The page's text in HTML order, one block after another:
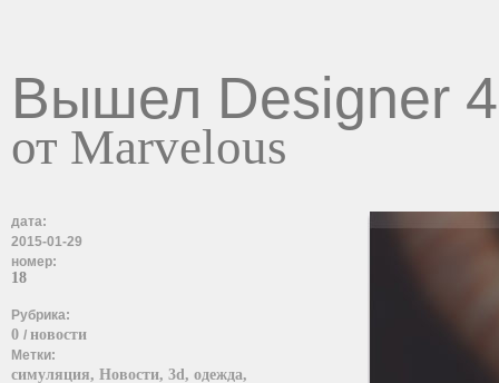
Вышел Designer
от Marvelous
дата:
2015-01-29
номер:
18
Рубрика:
0 / новости
Метки:
симуляция, Новости, 3d, одежда,